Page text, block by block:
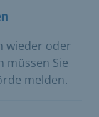
wieder oder
müssen Sie
melden.